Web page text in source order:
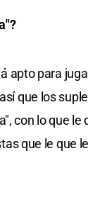
apto para
que los
con lo que
que le que